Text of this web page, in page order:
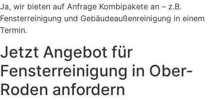
Ja, wir bieten auf Anfrage Kombipakete an – z.B.
Fensterreinigung und Gebäudeaußenreinigung in einem
Termin.
Jetzt Angebot für
Fensterreinigung in Ober-
Roden anfordern